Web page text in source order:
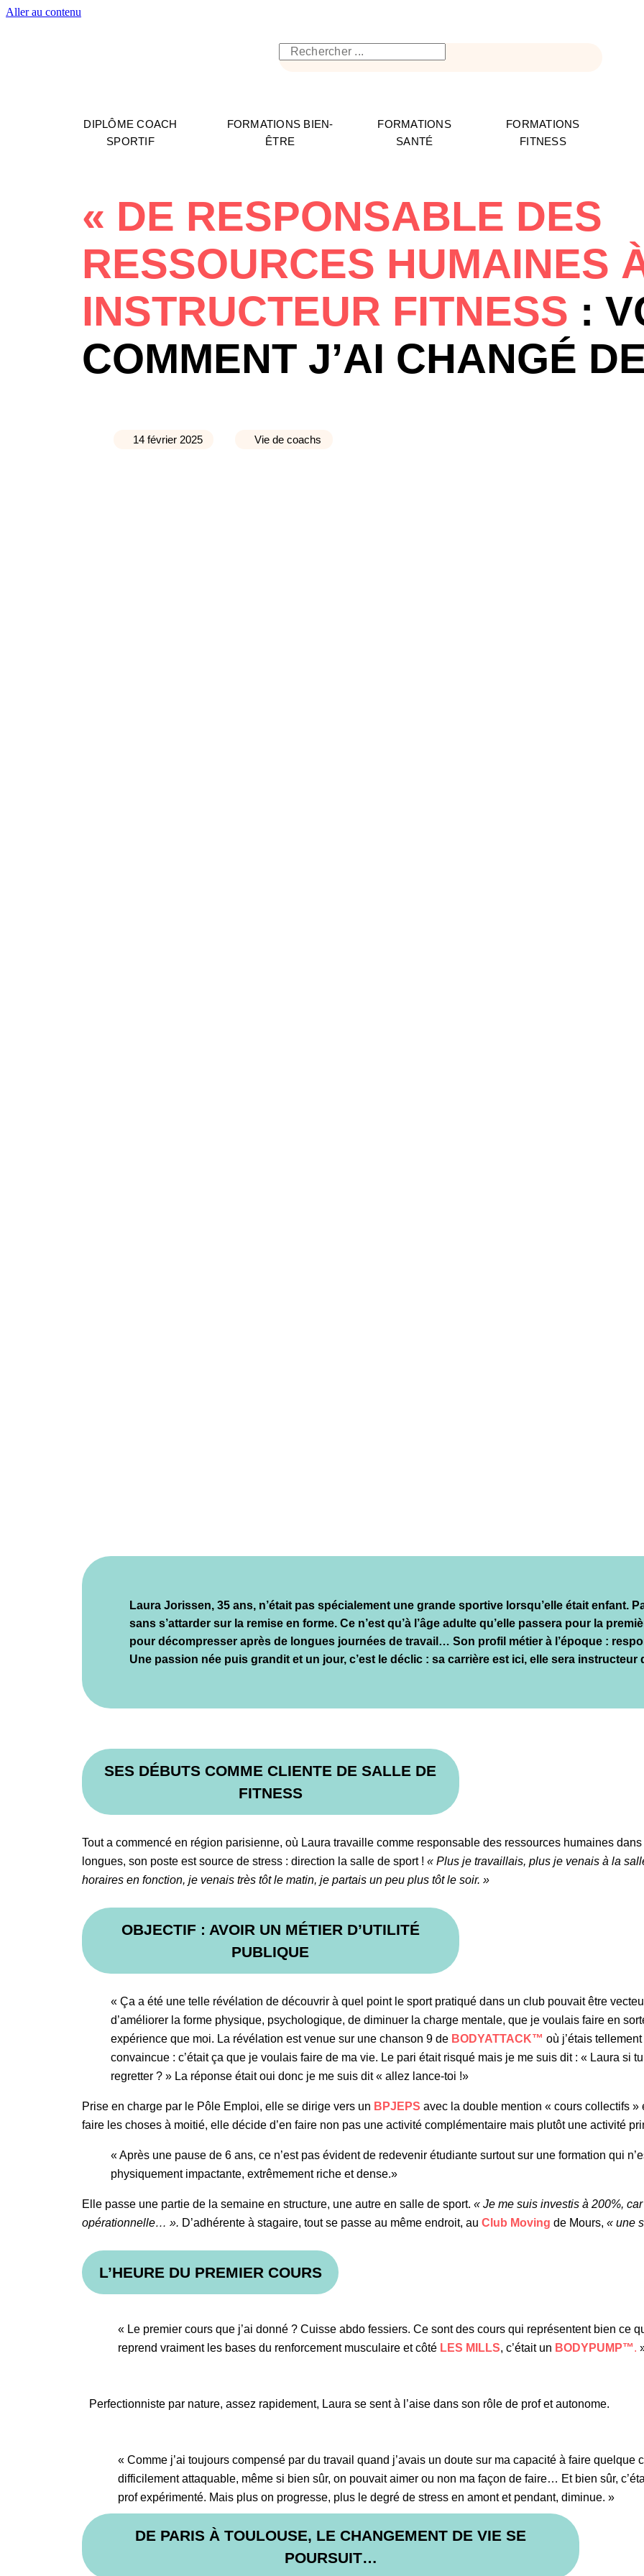
Aller au contenu
DIPLÔME COACH
SPORTIF
FORMATIONS BIEN-
ÊTRE
FORMATIONS
SANTÉ
FORMATIONS
FITNESS
« DE RESPONSABLE DES
RESSOURCES HUMAINES
INSTRUCTEUR FITNESS :
COMMENT J’AI CHANGÉ
14 février 2025 Vie de coachs
Laura Jorissen, 35 ans, n’était pas spécialement une grande sportive lorsqu’elle était enfant.
sans s’attarder sur la remise en forme. Ce n’est qu’à l’âge adulte qu’elle passera pour la
pour décompresser après de longues journées de travail… Son profil métier à l’époque :
Une passion née puis grandit et un jour, c’est le déclic : sa carrière est ici, elle sera instructeur
SES DÉBUTS COMME CLIENTE DE SALLE DE
FITNESS
Tout a commencé en région parisienne, où Laura travaille comme responsable des ressources humaines
longues, son poste est source de stress : direction la salle de sport !« Plus je travaillais, plus je venais à la
horaires en fonction, je venais très tôt le matin, je partais un peu plus tôt le soir. »
OBJECTIF : AVOIR UN MÉTIER D’UTILITÉ
PUBLIQUE
« Ça a été une telle révélation de découvrir à quel point le sport pratiqué dans un club pouvait être
d’améliorer la forme physique, psychologique, de diminuer la charge mentale, que je voulais faire en
expérience que moi. La révélation est venue sur une chanson 9 de BODYATTACK™ où j’étais
convaincue : c’était ça que je voulais faire de ma vie. Le pari était risqué mais je me suis dit : « Laura si
regretter ? » La réponse était oui donc je me suis dit « allez lance-toi !»
Prise en charge par le Pôle Emploi, elle se dirige vers un BPJEPS avec la double mention « cours collectifs »
faire les choses à moitié, elle décide d’en faire non pas une activité complémentaire mais plutôt une activité
« Après une pause de 6 ans, ce n’est pas évident de redevenir étudiante surtout sur une formation qui
physiquement impactante, extrêmement riche et dense.»
Elle passe une partie de la semaine en structure, une autre en salle de sport.« Je me suis investis à 200%,
opérationnelle… ». D’adhérente à stagaire, tout se passe au même endroit, auClub Moving de Mours,« une
L’HEURE DU PREMIER COURS
« Le premier cours que j’ai donné ? Cuisse abdo fessiers. Ce sont des cours qui représentent bien ce
reprend vraiment les bases du renforcement musculaire et côté LES MILLS, c’était un BODYPUMP™.
Perfectionniste par nature, assez rapidement, Laura se sent à l’aise dans son rôle de prof et autonome.
« Comme j’ai toujours compensé par du travail quand j’avais un doute sur ma capacité à faire quelque
difficilement attaquable, même si bien sûr, on pouvait aimer ou non ma façon de faire… Et bien sûr,
prof expérimenté. Mais plus on progresse, plus le degré de stress en amont et pendant, diminue. »
DE PARIS À TOULOUSE, LE CHANGEMENT DE VIE SE
POURSUIT…